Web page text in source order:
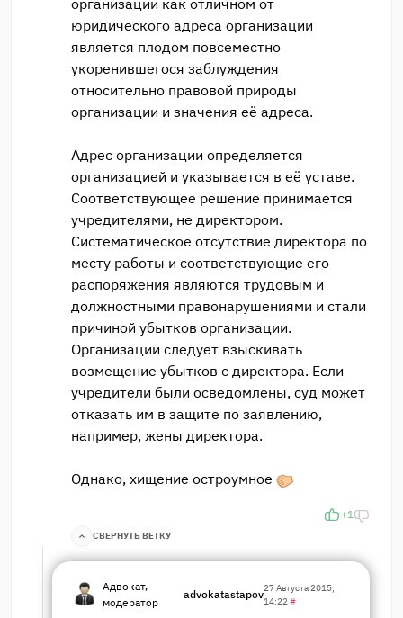
юридического адреса организации
является плодом повсеместно
укоренившегося заблуждения
относительно правовой природы
организации и значения её адреса.
Адрес организации определяется
организацией и указывается в её уставе.
Соответствующее решение принимается
учредителями, не директором.
Систематическое отсутствие директора по
месту работы и соответствующие его
распоряжения являются трудовым и
должностными правонарушениями и стали
причиной убытков организации.
Организации следует взыскивать
возмещение убытков с директора. Если
учредители были осведомлены, суд может
отказать им в защите по заявлению,
например, жены директора.
Однако, хищение остроумное
+1
СВЕРНУТЬ ВЕТКУ
Адвокат,
модератор
advokatastapov27 Августа 2015,
14:22 #